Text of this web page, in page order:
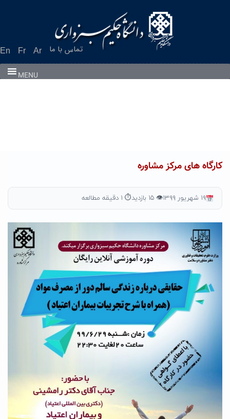
En Fr Ar تماس با ما
MENU
کارگاه های مرکز مشاوره
۱۹ شهریور ۱۳۹۹ 👁 ۱۵ بازدید ⏱ ۱ دقیقه مطالعه